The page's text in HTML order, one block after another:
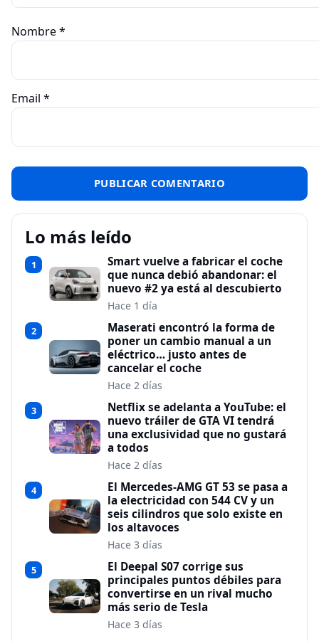
Nombre*
Email *
Lo más leído
1
Smart vuelve a fabricar el coche
que nunca debió abandonar: el
nuevo #2 ya está al descubierto
Hace 1 día
2
Maserati encontró la forma de
poner un cambio manual a un
eléctrico… justo antes de
cancelar el coche
Hace 2 días
3
Netflix se adelanta a YouTube: el
nuevo tráiler de GTA VI tendrá
una exclusividad que no gustará
a todos
Hace 2 días
4
El Mercedes-AMG GT 53 se pasa a
la electricidad con 544 CV y un
seis cilindros que solo existe en
los altavoces
Hace 3 días
5
El Deepal S07 corrige sus
principales puntos débiles para
convertirse en un rival mucho
más serio de Tesla
Hace 3 días